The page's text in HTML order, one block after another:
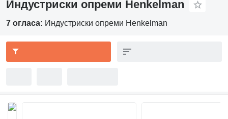
Индустриски опреми Henkelman
7 огласа: Индустриски опреми Henkelman